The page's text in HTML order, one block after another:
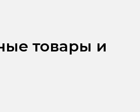
товары и